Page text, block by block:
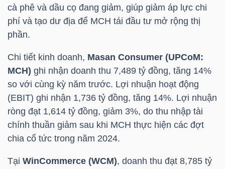
cà phê và dầu cọ đang giảm, giúp giảm áp lực chi
phí và tạo dư địa để MCH tái đầu tư mở rộng thị
phần.
Chi tiết kinh doanh, Masan Consumer (UPCoM:
MCH) ghi nhận doanh thu 7,489 tỷ đồng, tăng 14%
so với cùng kỳ năm trước. Lợi nhuận hoạt động
(EBIT) ghi nhận 1,736 tỷ đồng, tăng 14%. Lợi nhuận
ròng đạt 1,614 tỷ đồng, giảm 3%, do thu nhập tài
chính thuần giảm sau khi MCH thực hiện các đợt
chia cổ tức trong năm 2024.
Tại WinCommerce (WCM), doanh thu đạt 8,785 tỷ
TRÁI
PHIẾU
CÔNG
CỤ
ĐẦU
TƯ
TRUY